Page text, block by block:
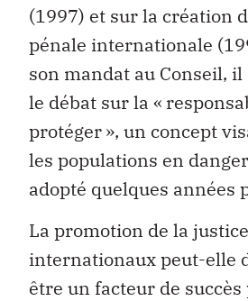
(1997) et sur la création
pénale internationale
son mandat au Conseil, il
le débat sur la «
protéger », un concept
les populations en danger
adopté quelques années
La promotion de la
internationaux peut-elle
être un facteur de succès